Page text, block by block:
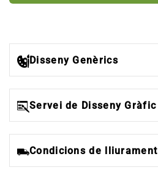
Disseny Genèrics
Servei de Disseny Gràfic
Condicions de lliurament